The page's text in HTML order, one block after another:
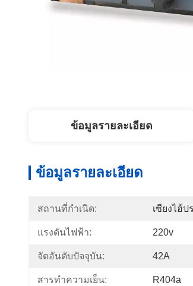
ข้อมูลรายละเอียด
ข้อมูลรายละเอียด
สถานที่กำเนิด: เซียงไฮ้ป
แรงดันไฟฟ้า: 220v
จัดอันดับปัจจุบัน: 42A
สารทำความเย็น: R404a